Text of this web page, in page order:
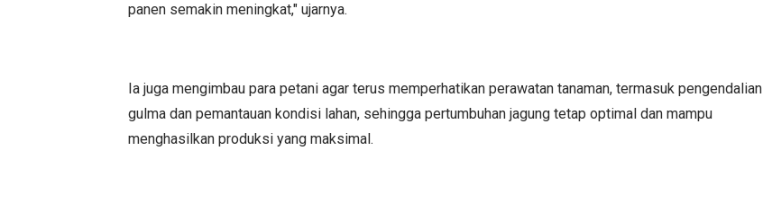
panen semakin meningkat," ujarnya.
Ia juga mengimbau para petani agar terus memperhatikan perawatan tanaman, termasuk pengendalian
gulma dan pemantauan kondisi lahan, sehingga pertumbuhan jagung tetap optimal dan mampu
menghasilkan produksi yang maksimal.